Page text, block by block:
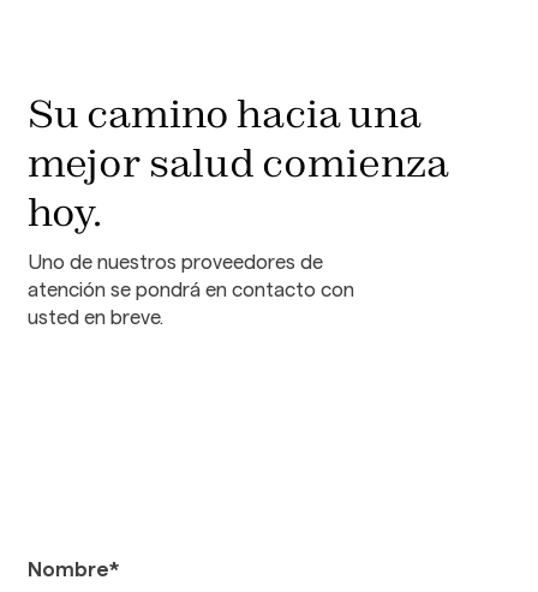
Su camino hacia una
mejor salud comienza
hoy.
Uno de nuestros proveedores de
atención se pondrá en contacto con
usted en breve.
Nombre*